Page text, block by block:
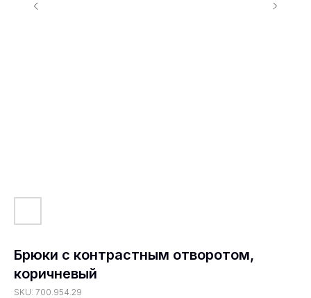
Брюки с контрастным отворотом,
коричневый
SKU: 700.954.29